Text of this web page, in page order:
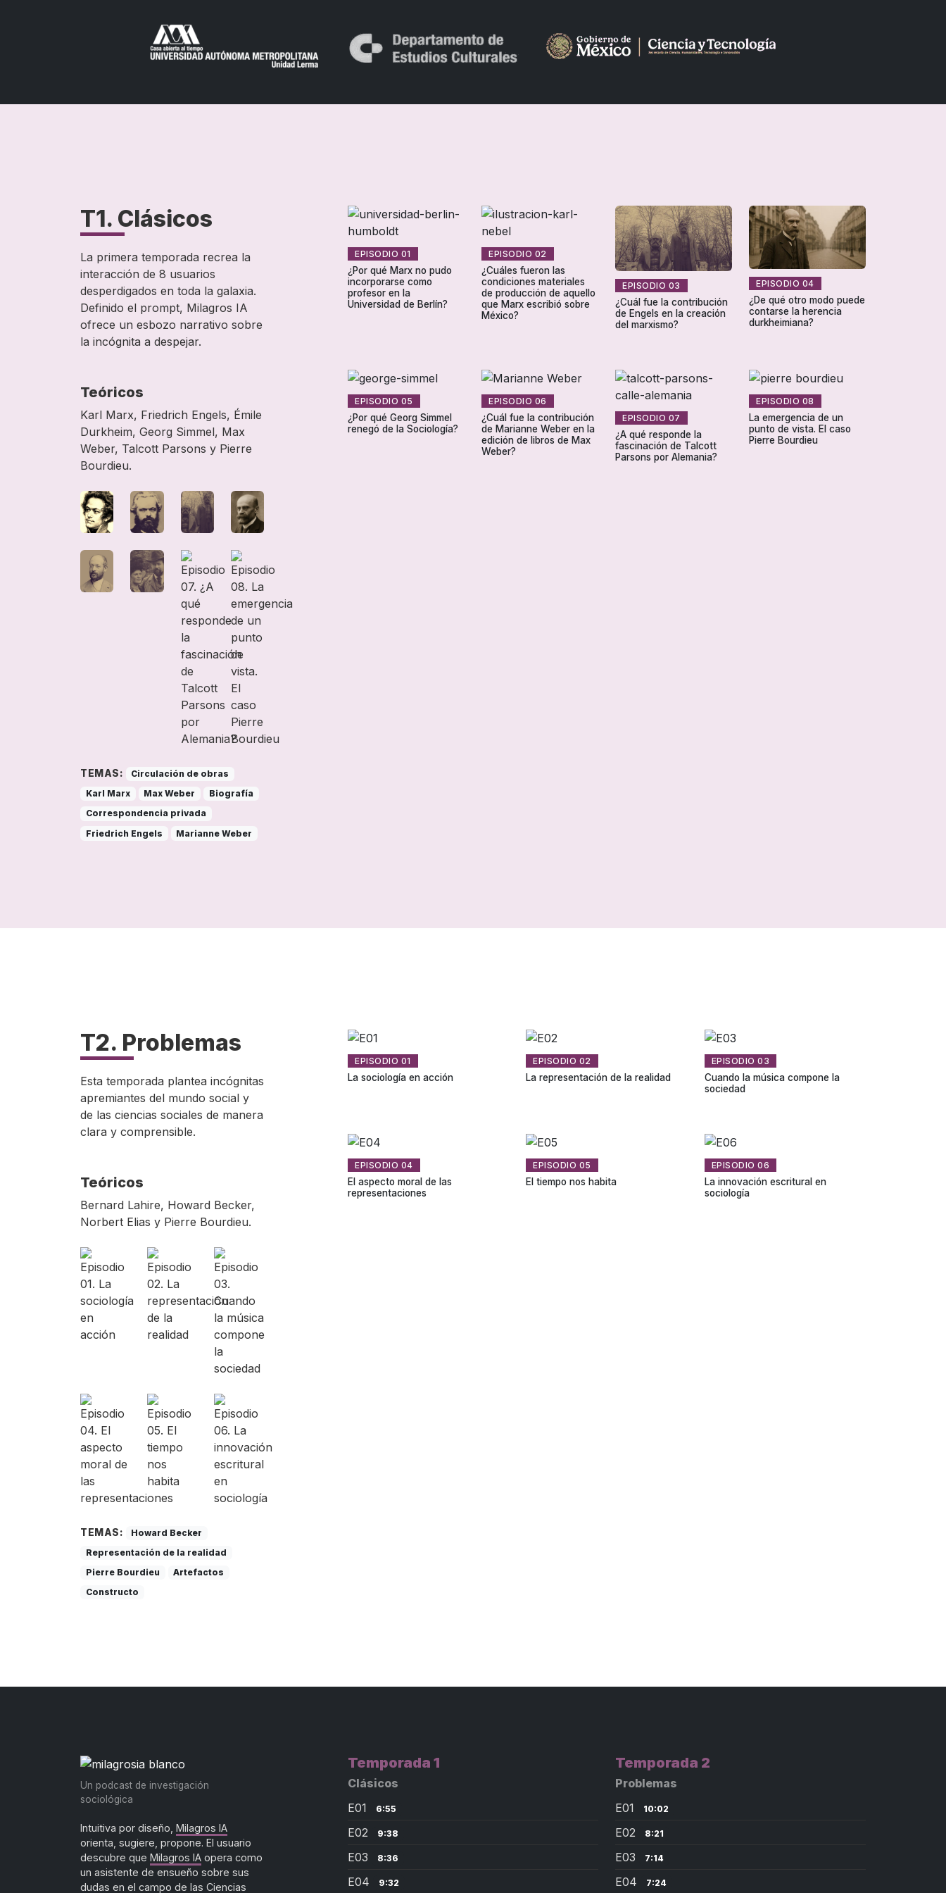
T1. Clásicos
La primera temporada recrea la
interacción de 8 usuarios
desperdigados en toda la galaxia.
Definido el prompt, Milagros IA
ofrece un esbozo narrativo sobre
la incógnita a despejar.
Teóricos
Karl Marx, Friedrich Engels, Émile
Durkheim, Georg Simmel, Max
Weber, Talcott Parsons y Pierre
Bourdieu.
TEMAS:
Circulación de obras
Karl Marx
Max Weber
Biografía
Correspondencia privada
Friedrich Engels
Marianne Weber
EPISODIO 01
¿Por qué Marx no pudo
incorporarse como
profesor en la
Universidad de Berlín?
EPISODIO 02
¿Cuáles fueron las
condiciones materiales
de producción de aquello
que Marx escribió sobre
México?
EPISODIO 03
¿Cuál fue la contribución
de Engels en la creación
del marxismo?
EPISODIO 04
¿De qué otro modo puede
contarse la herencia
durkheimiana?
EPISODIO 05
¿Por qué Georg Simmel
renegó de la Sociología?
EPISODIO 06
¿Cuál fue la contribución
de Marianne Weber en la
edición de libros de Max
Weber?
EPISODIO 07
¿A qué responde la
fascinación de Talcott
Parsons por Alemania?
EPISODIO 08
La emergencia de un
punto de vista. El caso
Pierre Bourdieu
T2. Problemas
Esta temporada plantea incógnitas
apremiantes del mundo social y
de las ciencias sociales de manera
clara y comprensible.
Teóricos
Bernard Lahire, Howard Becker,
Norbert Elias y Pierre Bourdieu.
TEMAS:
Howard Becker
Representación de la realidad
Pierre Bourdieu
Artefactos
Constructo
EPISODIO 01
La sociología en acción
EPISODIO 02
La representación de la realidad
EPISODIO 03
Cuando la música compone la
sociedad
EPISODIO 04
El aspecto moral de las
representaciones
EPISODIO 05
El tiempo nos habita
EPISODIO 06
La innovación escritural en
sociología
Un podcast de investigación
sociológica
Intuitiva por diseño, Milagros IA
orienta, sugiere, propone. El usuario
descubre que Milagros IA opera como
un asistente de ensueño sobre sus
dudas en el campo de las Ciencias
Temporada 1
Clásicos
E01
6:55
E02 9:38
E03 8:36
E04 9:32
Temporada 2
Problemas
E01
10:02
E02 8:21
E03 7:14
E04 7:24